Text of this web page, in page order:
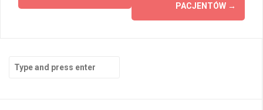
PACJENTÓW →
for: